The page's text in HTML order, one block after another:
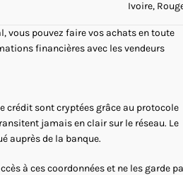
Ivoire,
vous pouvez faire vos achats en toute
financières avec les vendeurs
crédit sont cryptées grâce au protocole
jamais en clair sur le réseau. Le
auprès de la banque.
à ces coordonnées et ne les garde